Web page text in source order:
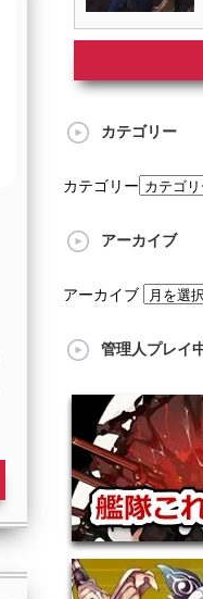
カテゴリー
カテゴリー
アーカイブ
アーカイブ
管理人プレイ